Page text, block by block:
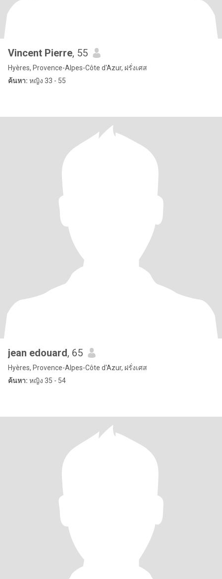
Vincent Pierre, 55
Hyères, Provence-Alpes-Côte d'Azur, ฝรั่งเศส
ค้นหา: หญิง 33 - 55
jean edouard, 65
Hyères, Provence-Alpes-Côte d'Azur, ฝรั่งเศส
ค้นหา: หญิง 35 - 54